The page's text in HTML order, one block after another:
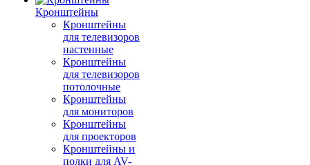
Кронштейны
Кронштейны
для телевизоров
настенные
Кронштейны
для телевизоров
потолочные
Кронштейны
для мониторов
Кронштейны
для проекторов
Кронштейны и
полки для AV-